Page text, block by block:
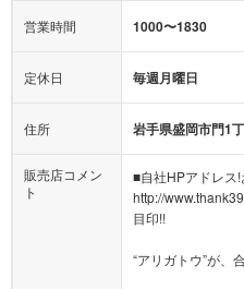
営業時間 1000〜1830
定休日 毎週月曜日
住所 岩手県盛岡市門1
販売店コメン
ト
■自社HPアドレス
http://
目印!!
“アリガトウ”が、